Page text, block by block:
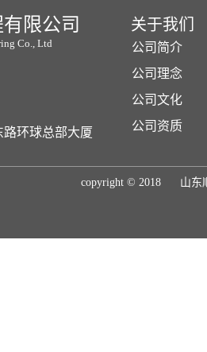
限公司
Co., Ltd
环球总部大厦
关于我们
公司简介
公司理念
公司文化
公司资质
copyright © 2018 山东